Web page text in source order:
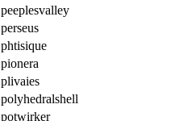
peeplesvalley
perseus
phtisique
pionera
plivaies
polyhedralshell
potwirker